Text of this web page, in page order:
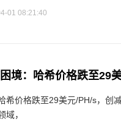
01 08:21:40
境：哈希价格跌至29
希价格跌至29美元/PH/s，创
域，